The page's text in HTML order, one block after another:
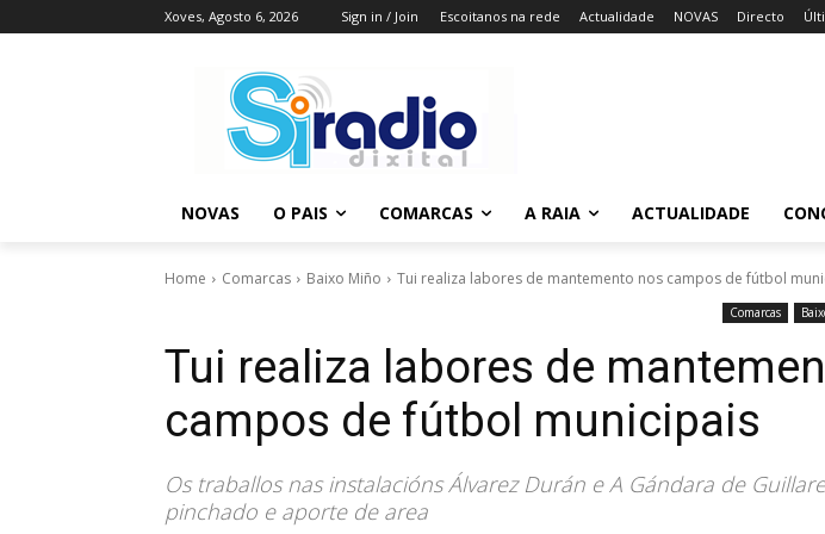
Xoves, Agosto 6, 2026 Sign in / Join Escoitanos na rede Actualidade NOVAS Directo
NOVAS O PAIS COMARCAS A RAIA ACTUALIDADE
Home Comarcas Baixo Miño Tui realiza labores de mantemento nos campos de fútbol
Comarcas
Tui realiza labores de
campos de fútbol municipais
Os traballos nas instalacións Álvarez Durán e A Gándara de
pinchado e aporte de area